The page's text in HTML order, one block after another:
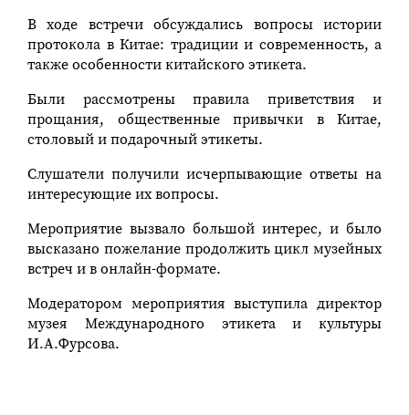
В ходе встречи обсуждались вопросы истории
протокола в Китае: традиции и современность, а
также особенности китайского этикета.
Были рассмотрены правила приветствия и
прощания, общественные привычки в Китае,
столовый и подарочный этикеты.
Слушатели получили исчерпывающие ответы на
интересующие их вопросы.
Мероприятие вызвало большой интерес, и было
высказано пожелание продолжить цикл музейных
встреч и в онлайн-формате.
Модератором мероприятия выступила директор
музея Международного этикета и культуры
И.А.Фурсова.